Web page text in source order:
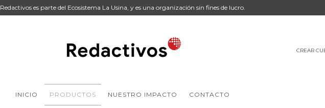
Redactivos es parte del Ecosistema La Usina, y es una organización sin fines de lucro.
CREAR
INICIO PRODUCTOS NUESTRO IMPACTO CONTACTO